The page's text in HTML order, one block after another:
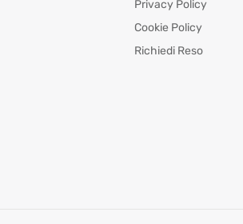
Privacy Policy
Cookie Policy
Richiedi Reso